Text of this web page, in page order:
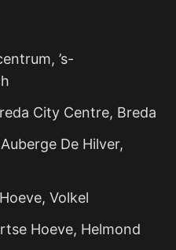
’s-
City Centre, Breda
De Hilver,
Volkel
Hoeve, Helmond